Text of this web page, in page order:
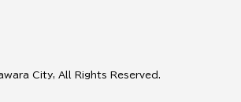
City, All Rights Reserved.